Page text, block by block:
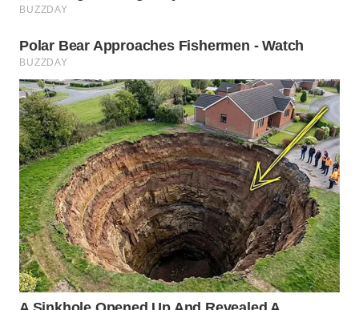
WN
WN
PRIANGAN
TIMUR
WN
SEMARANG
WN
SOLO
WN
BOROBUDUR